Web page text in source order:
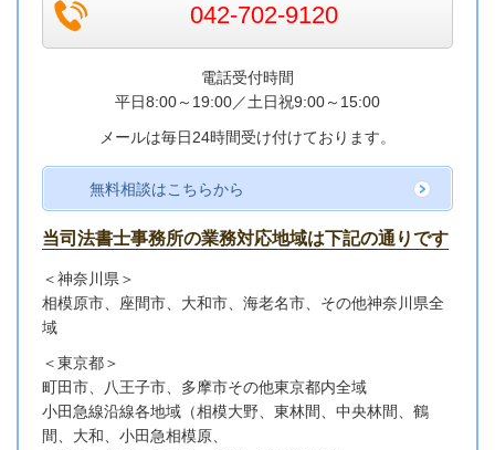
042-702-9120
電話受付時間
平日8:00～19:00／土日祝9:00～15:00
メールは毎日24時間受け付けております。
無料相談はこちらから
当司法書士事務所の業務対応地域は下記の通りです
＜神奈川県＞
相模原市、座間市、大和市、海老名市、その他神奈川県全
域
＜東京都＞
町田市、八王子市、多摩市その他東京都内全域
小田急線沿線各地域 （相模大野、東林間、中央林間、鶴
間、大和、小田急相模原、